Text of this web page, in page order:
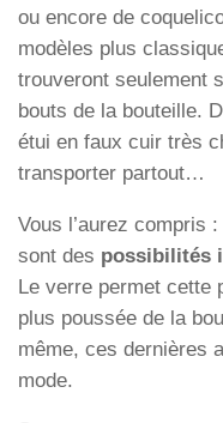
ou encore de
modèles plus
trouveront seulement
bouts de la bouteille.
étui en faux cuir très
transporter partout…
Vous l’aurez compris
sont des possibilités
Le verre permet cette
plus poussée de la
même, ces dernières
mode.